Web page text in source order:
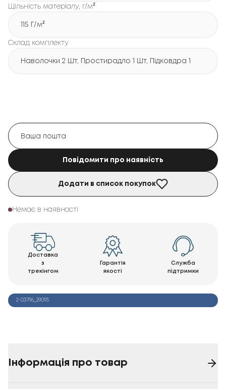
Щільність матеріалу, г/м²
115 Г/м²
Склад комплекту
Наволочки 2 Шт, Простирадло 1 Шт, Підковдра 1 Шт
Повідомити про наявність
Додати в список покупок
Немає в наявності
Доставка
з
трекінгом
Гарантія
якості
Служба
підтримки
2-03796_29095
Інформація про товар